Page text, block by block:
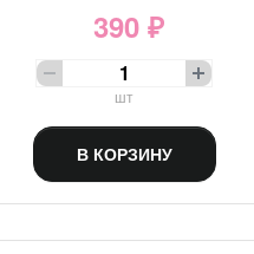
390 ₽
шт
В КОРЗИНУ